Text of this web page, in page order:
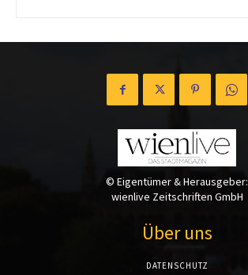
© Eigentümer & Herausgeber:
wienlive Zeitschriften GmbH
Über uns
DATENSCHUTZ